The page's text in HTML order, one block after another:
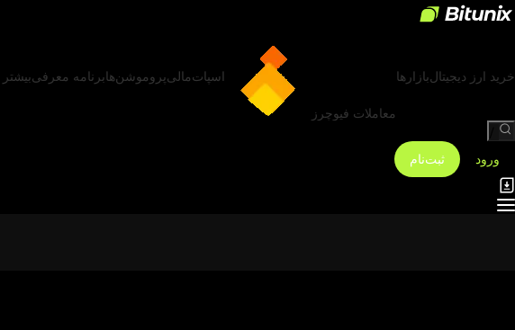
خرید ارز دیجیتالبازارها
معاملات فیوچرز
اسپاتمالیپروموشن‌هابرنامه معرفیبیشتر
ورود
ثبت‌نام